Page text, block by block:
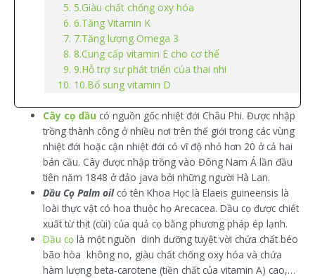
5.Giàu chất chống oxy hóa
6.Tăng Vitamin K
7.Tăng lượng Omega 3
8.Cung cấp vitamin E cho cơ thể
9.Hỗ trợ sự phát triển của thai nhi
10.Bổ sung vitamin D
Cây cọ dầu có nguồn gốc nhiệt đới Châu Phi. Được nhập
trồng thành công ở nhiều nơi trên thế giới trong các vùng
nhiệt đới hoặc cận nhiệt đới có vĩ độ nhỏ hơn 20 ở cả hai
bán cầu. Cây được nhập trồng vào Đông Nam Á lần đầu
tiên năm 1848 ở đảo java bởi những người Hà Lan.
Dầu Cọ Palm oilcó tên Khoa Học là Elaeis guineensis là
loài thực vật có hoa thuộc họ Arecacea. Dầu cọ được chiết
xuất từ thịt (cùi) của quả cọ bằng phương pháp ép lạnh.
Dầu cọ là một nguồn dinh dưỡng tuyệt vời chứa chất béo
bão hòa không no, giàu chất chống oxy hóa và chứa
hàm lượng beta-carotene (tiền chất của vitamin A) cao,…